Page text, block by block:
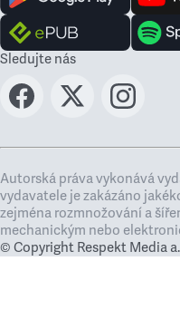
Sledujte nás
Autorská práva vykonává
vydavatele je zakázáno
zejména rozmnožování a
mechanickým nebo
© Copyright Respekt Media